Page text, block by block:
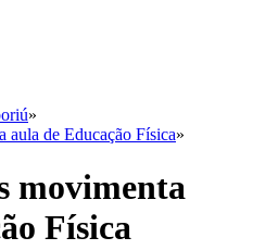
»
aula de Educação Física»
movimenta
Física